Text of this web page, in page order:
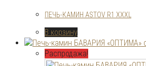
335
ПЕЧЬ-КАМИН ASTOV R1 XXXL
В корзину
Распродажа!